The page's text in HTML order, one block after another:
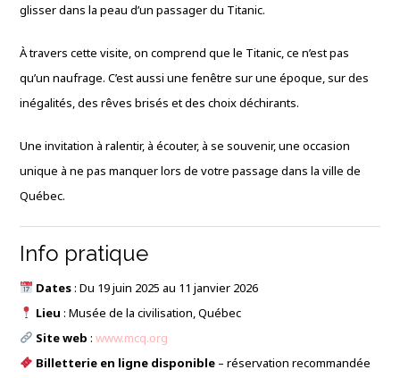
glisser dans la peau d’un passager du Titanic.
À travers cette visite, on comprend que le Titanic, ce n’est pas
qu’un naufrage. C’est aussi une fenêtre sur une époque, sur des
inégalités, des rêves brisés et des choix déchirants.
Une invitation à ralentir, à écouter, à se souvenir, une occasion
unique à ne pas manquer lors de votre passage dans la ville de
Québec.
Info pratique
Dates: Du 19 juin 2025 au 11 janvier 2026
Lieu : Musée de la civilisation, Québec
Site web :www.mcq.org
Billetterie en ligne disponible – réservation recommandée